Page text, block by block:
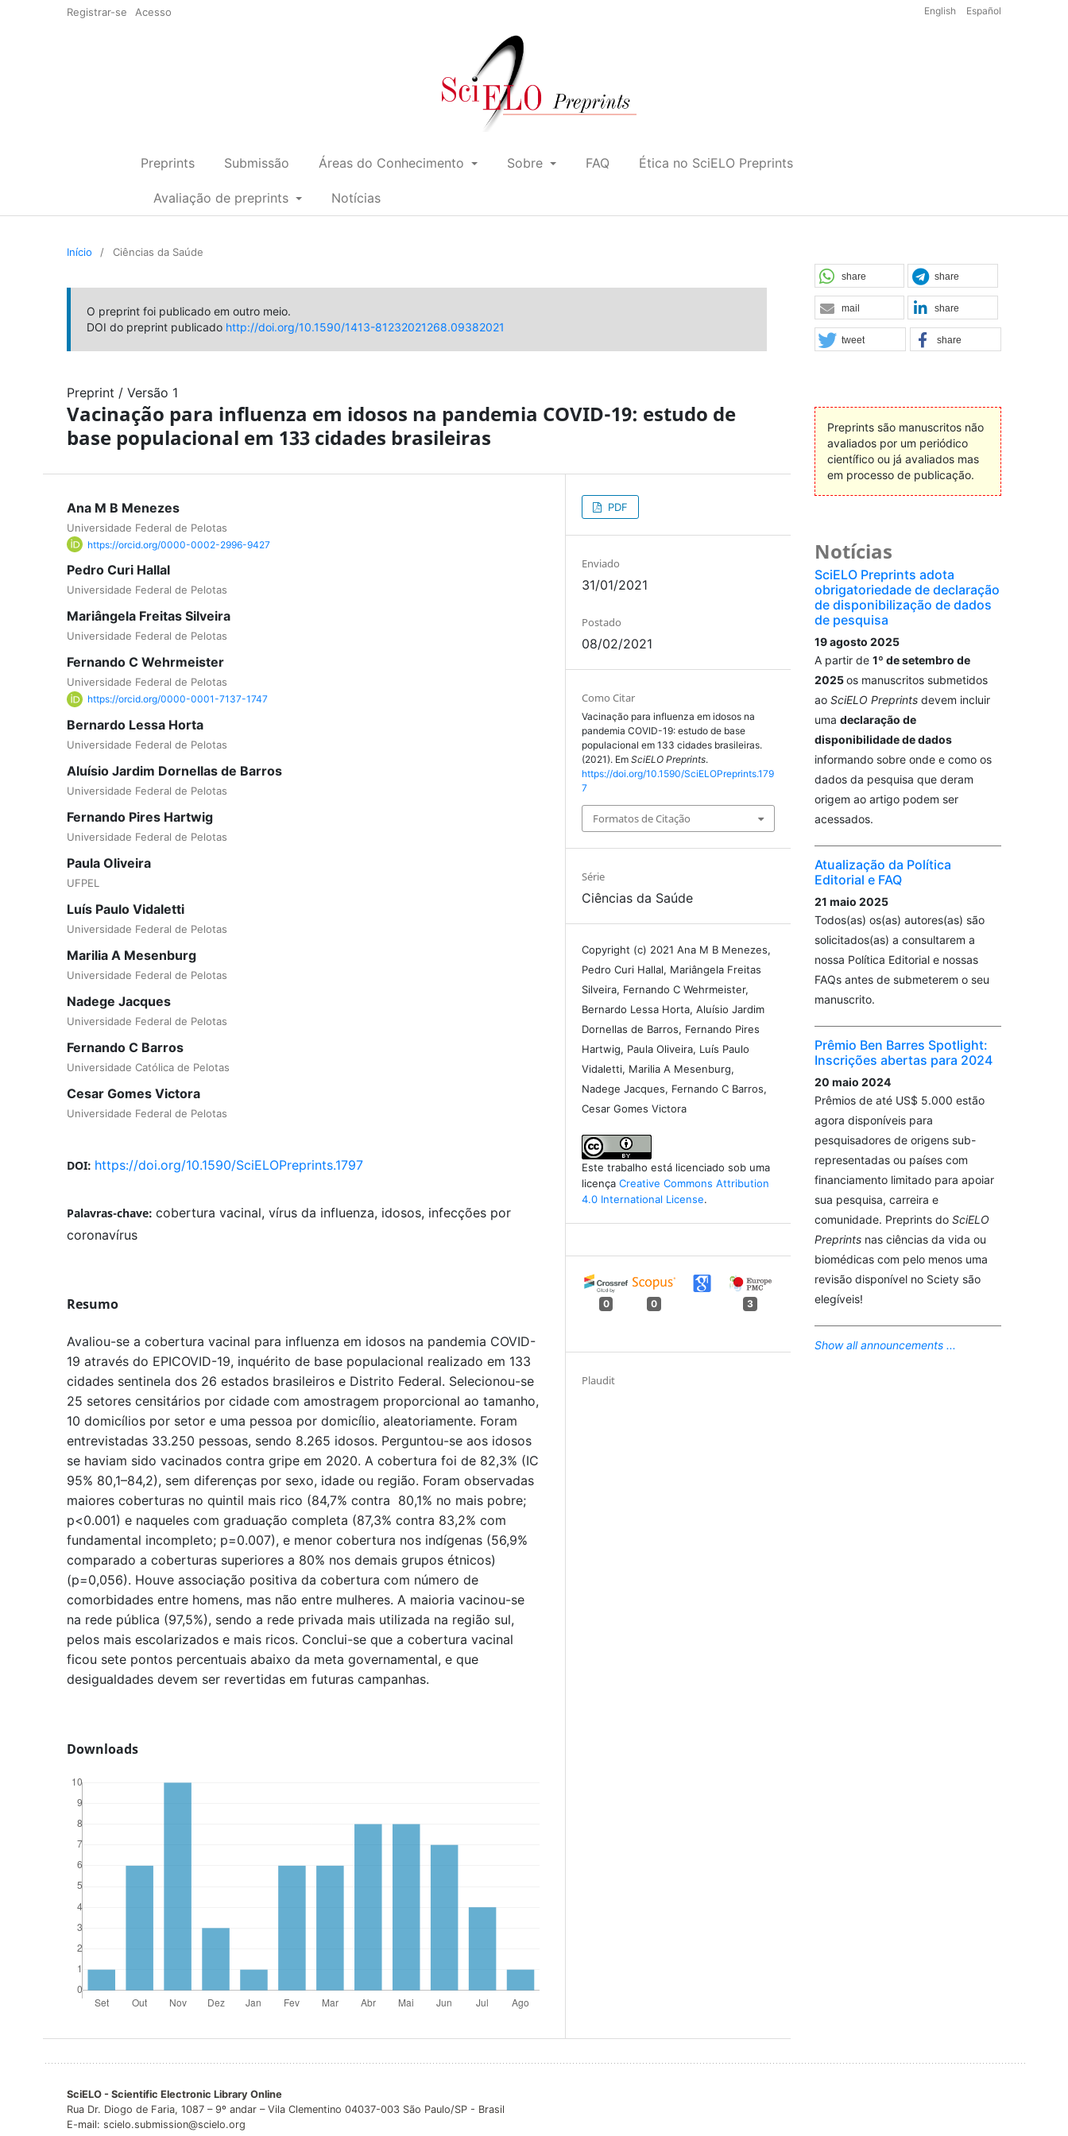
Registrar-se Acesso English Español
Preprints Submissão Áreas do Conhecimento Sobre FAQ Ética no SciELO Preprints
Avaliação de preprints Notícias
Início / Ciências da Saúde
O preprint foi publicado em outro meio.
DOI do preprint publicado http://doi.org/10.1590/1413-81232021268.09382021
Preprint / Versão 1
Vacinação para influenza em idosos na pandemia COVID-19: estudo de
base populacional em 133 cidades brasileiras
Ana M B Menezes
Universidade Federal de Pelotas
https://orcid.org/0000-0002-2996-9427
Pedro Curi Hallal
Universidade Federal de Pelotas
Mariângela Freitas Silveira
Universidade Federal de Pelotas
Fernando C Wehrmeister
Universidade Federal de Pelotas
https://orcid.org/0000-0001-7137-1747
Bernardo Lessa Horta
Universidade Federal de Pelotas
Aluísio Jardim Dornellas de Barros
Universidade Federal de Pelotas
Fernando Pires Hartwig
Universidade Federal de Pelotas
Paula Oliveira
UFPEL
Luís Paulo Vidaletti
Universidade Federal de Pelotas
Marilia A Mesenburg
Universidade Federal de Pelotas
Nadege Jacques
Universidade Federal de Pelotas
Fernando C Barros
Universidade Católica de Pelotas
Cesar Gomes Victora
Universidade Federal de Pelotas
DOI: https://doi.org/10.1590/SciELOPreprints.1797
Palavras-chave: cobertura vacinal, vírus da influenza, idosos, infecções por
coronavírus
Resumo
Avaliou-se a cobertura vacinal para influenza em idosos na pandemia COVID-
19 através do EPICOVID-19, inquérito de base populacional realizado em 133
cidades sentinela dos 26 estados brasileiros e Distrito Federal. Selecionou-se
25 setores censitários por cidade com amostragem proporcional ao tamanho,
10 domicílios por setor e uma pessoa por domicílio, aleatoriamente. Foram
entrevistadas 33.250 pessoas, sendo 8.265 idosos. Perguntou-se aos idosos
se haviam sido vacinados contra gripe em 2020. A cobertura foi de 82,3% (IC
95% 80,1–84,2), sem diferenças por sexo, idade ou região. Foram observadas
maiores coberturas no quintil mais rico (84,7% contra 80,1% no mais pobre;
p<0.001) e naqueles com graduação completa (87,3% contra 83,2% com
fundamental incompleto; p=0.007), e menor cobertura nos indígenas (56,9%
comparado a coberturas superiores a 80% nos demais grupos étnicos)
(p=0,056). Houve associação positiva da cobertura com número de
comorbidades entre homens, mas não entre mulheres. A maioria vacinou-se
na rede pública (97,5%), sendo a rede privada mais utilizada na região sul,
pelos mais escolarizados e mais ricos. Conclui-se que a cobertura vacinal
ficou sete pontos percentuais abaixo da meta governamental, e que
desigualdades devem ser revertidas em futuras campanhas.
Downloads
PDF
Enviado
31/01/2021
Postado
08/02/2021
Como Citar
Vacinação para influenza em idosos na
pandemia COVID-19: estudo de base
populacional em 133 cidades brasileiras.
(2021). EmSciELO Preprints.
https://doi.org/10.1590/SciELOPreprints.179
7
Formatos de Citação
Série
Ciências da Saúde
Copyright (c) 2021 Ana M B Menezes,
Pedro Curi Hallal, Mariângela Freitas
Silveira, Fernando C Wehrmeister,
Bernardo Lessa Horta, Aluísio Jardim
Dornellas de Barros, Fernando Pires
Hartwig, Paula Oliveira, Luís Paulo
Vidaletti, Marilia A Mesenburg,
Nadege Jacques, Fernando C Barros,
Cesar Gomes Victora
Este trabalho está licenciado sob uma
licençaCreative Commons Attribution
4.0 International License.
0 0 3
Plaudit
share share
mail share
tweet share
Preprints são manuscritos não
avaliados por um periódico
científico ou já avaliados mas
em processo de publicação.
Notícias
SciELO Preprints adota
obrigatoriedade de declaração
de disponibilização de dados
de pesquisa
19 agosto 2025
A partir de 1º de setembro de
2025os manuscritos submetidos
ao SciELO Preprintsdevem incluir
uma declaração de
disponibilidade de dados
informando sobre onde e como os
dados da pesquisa que deram
origem ao artigo podem ser
acessados.
Atualização da Política
Editorial e FAQ
21 maio 2025
Todos(as) os(as) autores(as) são
solicitados(as) a consultarem a
nossa Política Editorial e nossas
FAQs antes de submeterem o seu
manuscrito.
Prêmio Ben Barres Spotlight:
Inscrições abertas para 2024
20 maio 2024
Prêmios de até US$ 5.000 estão
agora disponíveis para
pesquisadores de origens sub-
representadas ou países com
financiamento limitado para apoiar
sua pesquisa, carreira e
comunidade. Preprints do SciELO
Preprintsnas ciências da vida ou
biomédicas com pelo menos uma
revisão disponível no Sciety são
elegíveis!
Show all announcements ...
SciELO - Scientific Electronic Library Online
Rua Dr. Diogo de Faria, 1087 – 9º andar – Vila Clementino 04037-003 São Paulo/SP - Brasil
E-mail: scielo.submission@scielo.org